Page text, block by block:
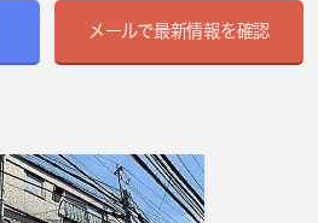
メールで最新情報を確認